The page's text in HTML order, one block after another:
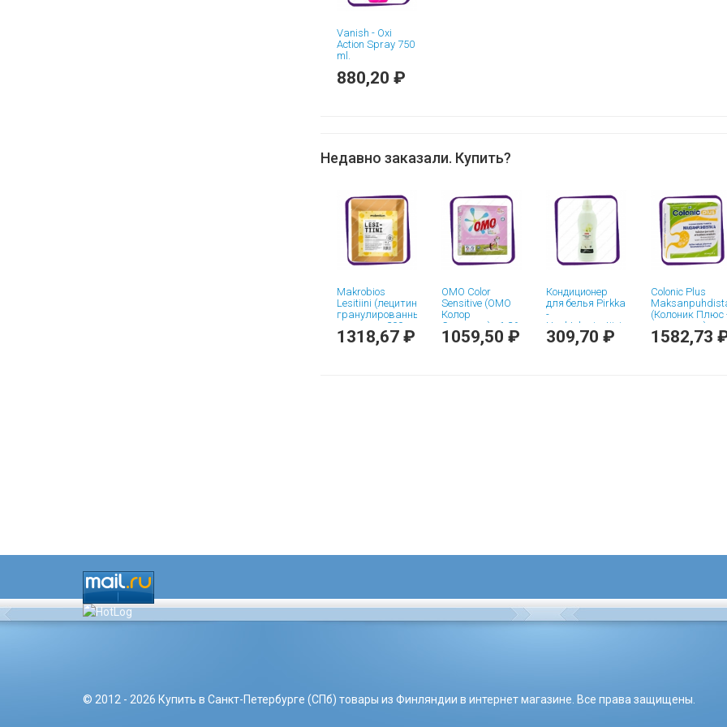
Vanish - Oxi
Action Spray 750
ml.
880,20 ₽
Недавно заказали. Купить?
Makrobios
Lesitiini (лецитин
гранулированный)
порошок - 200 гр
1318,67 ₽
OMO Color
Sensitive (ОМО
Колор
Сенситив) - 1,26
kg
1059,50 ₽
Кондиционер
для белья Pirkka
-
Huuhteluainetiiviste
- Sensitive - 750
309,70 ₽
Colonic Plus
(Колоник Плюс
для печени)
таблетки - 60
1582,73
© 2012 - 2026 Купить в Санкт-Петербурге (СПб) товары из Финляндии в интернет магазине. Все права защищены.